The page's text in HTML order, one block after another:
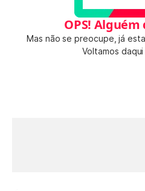
OPS! Alguém
Mas não se preocupe, já
Voltamos